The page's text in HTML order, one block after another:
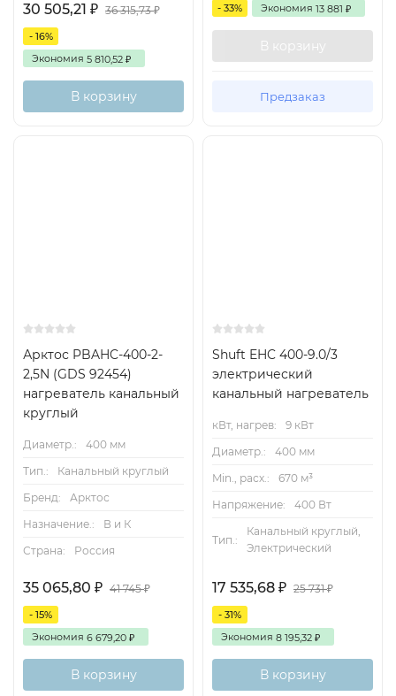
30 505,21 ₽ 36 315,73₽
- 16%
Экономия 5 810,52 ₽
В корзину
- 33% Экономия 13 881 ₽
В корзину
Предзаказ
Арктос PBAHC-400-2-
2,5N (GDS 92454)
нагреватель канальный
круглый
Диаметр.:
400 мм
Тип.:
Канальный круглый
Бренд:
Арктос
Назначение.:
В и К
Страна:
Россия
35 065,80 ₽ 41 745₽
- 15%
Экономия 6 679,20 ₽
В корзину
Shuft EHC 400-9.0/3
электрический
канальный нагреватель
кВт, нагрев:
9 кВт
Диаметр.:
400 мм
Min., расх.:
670 м³
Напряжение:
400 Вт
Тип.:
Канальный круглый,
Электрический
17 535,68 ₽ 25 731₽
- 31%
Экономия 8 195,32 ₽
В корзину